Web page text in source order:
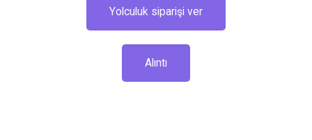
Yolculuk siparişi ver
Alıntı